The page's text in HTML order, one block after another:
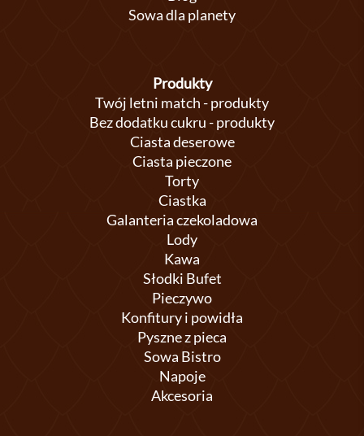
Sowa dla planety
Produkty
Twój letni match - produkty
Bez dodatku cukru - produkty
Ciasta deserowe
Ciasta pieczone
Torty
Ciastka
Galanteria czekoladowa
Lody
Kawa
Słodki Bufet
Pieczywo
Konfitury i powidła
Pyszne z pieca
Sowa Bistro
Napoje
Akcesoria